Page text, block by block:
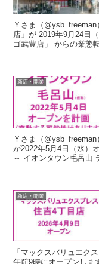
Ｙさま（@ysb_freeman）です。 「MEGAドン・
店」が 2019年9月24日（
新店・開業
Ｙさま（@ysb_freeman）です。 「（仮称）イオ
が2022年5月4日（水）オープ
新店・開業
「マックスバリュエク
午前9時にオープンしま